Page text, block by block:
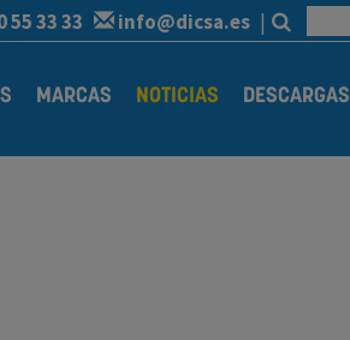
55 33 33 info@dicsa.es
MARCAS NOTICIAS DESCARGAS